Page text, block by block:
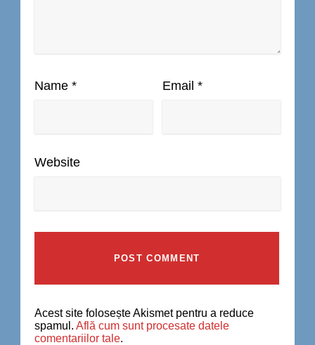
Name * Email *
Website
Acest site folosește Akismet pentru a reduce
spamul. Află cum sunt procesate datele
comentariilor tale.